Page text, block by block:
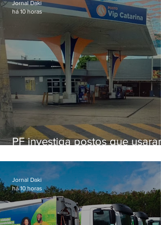
PF investiga postos que usaram
secretário morto em 2020
Jornal Daki
há 10 horas
Jornal Daki
há 10 horas